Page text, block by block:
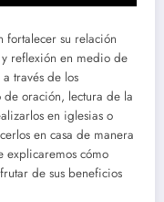
fortalecer su relación
reflexión en medio de
través de los
de oración, lectura de la
en iglesias o
en casa de manera
explicaremos cómo
de sus beneficios